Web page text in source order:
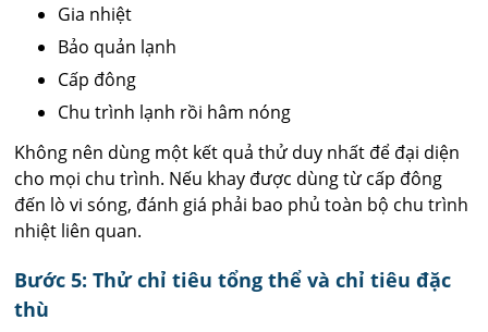
Gia nhiệt
Bảo quản lạnh
Cấp đông
Chu trình lạnh rồi hâm nóng
Không nên dùng một kết quả thử duy nhất để đại diện
cho mọi chu trình. Nếu khay được dùng từ cấp đông
đến lò vi sóng, đánh giá phải bao phủ toàn bộ chu trình
nhiệt liên quan.
Bước 5: Thử chỉ tiêu tổng thể và chỉ tiêu đặc
thù